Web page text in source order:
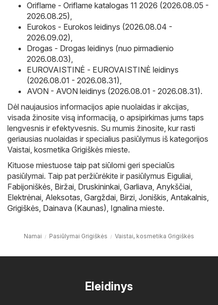
Oriflame - Oriflame katalogas 11 2026 (2026.08.05 -
2026.08.25),
Eurokos - Eurokos leidinys (2026.08.04 -
2026.09.02),
Drogas - Drogas leidinys (nuo pirmadienio
2026.08.03),
EUROVAISTINĖ - EUROVAISTINĖ leidinys
(2026.08.01 - 2026.08.31),
AVON - AVON leidinys (2026.08.01 - 2026.08.31).
Dėl naujausios informacijos apie nuolaidas ir akcijas,
visada žinosite visą informaciją, o apsipirkimas jums taps
lengvesnis ir efektyvesnis. Su mumis žinosite, kur rasti
geriausias nuolaidas ir specialius pasiūlymus iš kategorijos
Vaistai, kosmetika Grigiškės mieste.
Kituose miestuose taip pat siūlomi geri specialūs
pasiūlymai. Taip pat peržiūrėkite ir pasiūlymus Eiguliai,
Fabijoniškės, Biržai, Druskininkai, Garliava, Anykščiai,
Elektrėnai, Aleksotas, Gargždai, Birzi, Joniškis, Antakalnis,
Grigiškės, Dainava (Kaunas), Ignalina mieste.
Namai Pasiūlymai Grigiškės Vaistai, kosmetika Grigiškės
Eleidinys